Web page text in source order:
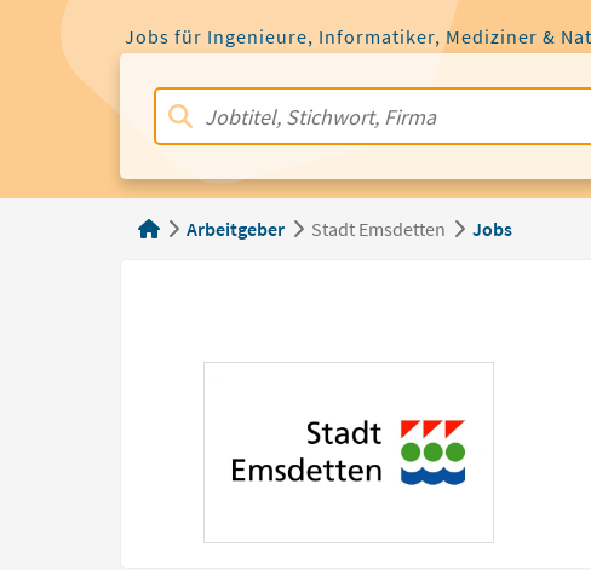
Jobs für Ingenieure, Informatiker, Mediziner &
Arbeitgeber Stadt Emsdetten Jobs